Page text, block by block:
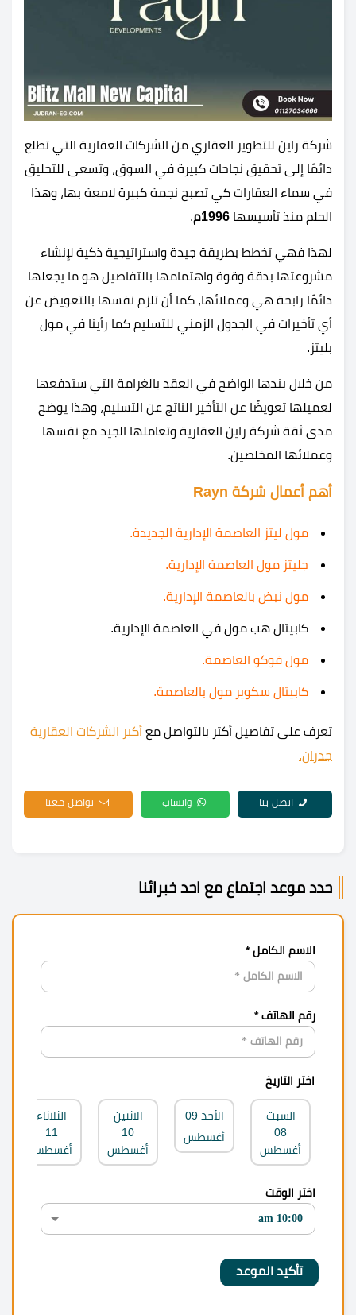
شركة راين للتطوير العقاري من الشركات العقارية التي تطلع
دائمًا إلى تحقيق نجاحات كبيرة في السوق، وتسعى للتحليق
في سماء العقارات كي تصبح نجمة كبيرة لامعة بها، وهذا
الحلم منذ تأسيسها 1996م .
لهذا فهي تخطط بطريقة جيدة واستراتيجية ذكية لإنشاء
مشروعتها بدقة وقوة واهتمامها بالتفاصيل هو ما يجعلها
دائمًا رابحة هي وعملائها، كما أن تلزم نفسها بالتعويض عن
أي تأخيرات في الجدول الزمني للتسليم كما رأينا في مول
بليتز.
من خلال بندها الواضح في العقد بالغرامة التي ستدفعها
لعميلها تعويضًا عن التأخير الناتج عن التسليم، وهذا يوضح
مدى ثقة شركة راين العقارية وتعاملها الجيد مع نفسها
وعملائها المخلصين.
أهم أعمال شركة Rayn
مول ليتز العاصمة الإدارية الجديدة.
جليتز مول العاصمة الإدارية.
مول نبض بالعاصمة الإدارية.
كابيتال هب مول في العاصمة الإدارية.
مول فوكو العاصمة.
كابيتال سكوير مول بالعاصمة.
تعرف على تفاصيل أكتر بالتواصل مع أكبر الشركات العقارية
جدران.
اتصل بنا واتساب تواصل معنا
حدد موعد اجتماع مع احد خبرائنا
الاسم الكامل *
رقم الهاتف *
اختر التاريخ
السبت
08
أغسطس
الأحد 09
أغسطس
الاثنين
10
أغسطس
الثلاثاء
11
أغسطس
اختر الوقت